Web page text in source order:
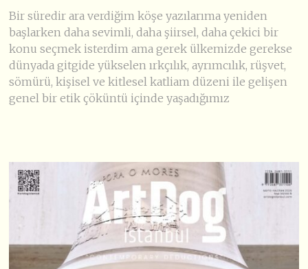
Bir süredir ara verdiğim köşe yazılarıma yeniden
başlarken daha sevimli, daha şiirsel, daha çekici bir
konu seçmek isterdim ama gerek ülkemizde gerekse
dünyada gitgide yükselen ırkçılık, ayrımcılık, rüşvet,
sömürü, kişisel ve kitlesel katliam düzeni ile gelişen
genel bir etik çöküntü içinde yaşadığımız